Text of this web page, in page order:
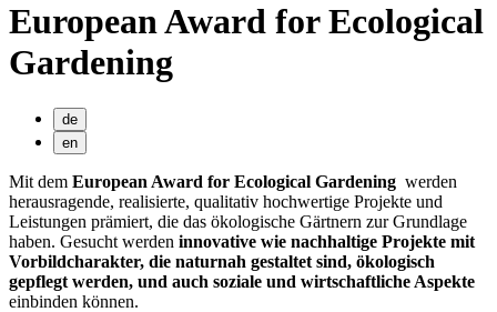
European Award for Ecological
Gardening
de
en
Mit dem European Award for Ecological Gardening werden
herausragende, realisierte, qualitativ hochwertige Projekte und
Leistungen prämiert, die das ökologische Gärtnern zur Grundlage
haben. Gesucht werden innovative wie nachhaltige Projekte mit
Vorbildcharakter, die naturnah gestaltet sind, ökologisch
gepflegt werden, und auch soziale und wirtschaftliche Aspekte
einbinden können.